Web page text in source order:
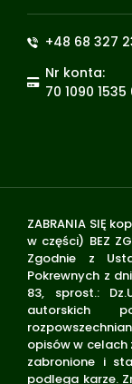
+48 68 327
Nr konta:
70 1090
ZABRANIA SIĘ
w części) BEZ
Zgodnie z
Pokrewnych z
83, sprost.:
autorskich
opisów w celach
zabronione i
podlega karze.